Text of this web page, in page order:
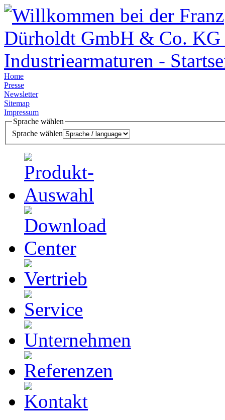
Home
Presse
Newsletter
Sitemap
Impressum
Sprache wählen
Sprache wählen